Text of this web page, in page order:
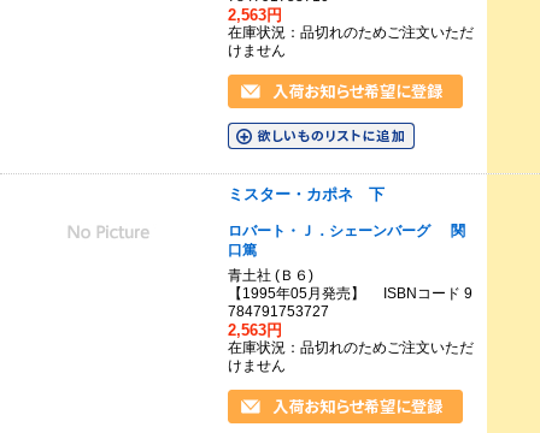
2,563円
在庫状況：品切れのためご注文いただ
けません
ミスター・カポネ 下
ロバート・Ｊ．シェーンバーグ
関
口篤
青土社 (Ｂ６)
【1995年05月発売】 ISBNコード 9
784791753727
2,563円
在庫状況：品切れのためご注文いただ
けません